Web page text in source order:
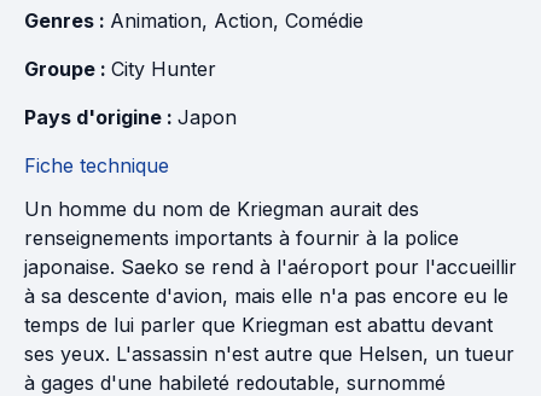
Genres : Animation, Action, Comédie
Groupe : City Hunter
Pays d'origine : Japon
Fiche technique
Un homme du nom de Kriegman aurait des
renseignements importants à fournir à la police
japonaise. Saeko se rend à l'aéroport pour l'accueillir
à sa descente d'avion, mais elle n'a pas encore eu le
temps de lui parler que Kriegman est abattu devant
ses yeux. L'assassin n'est autre que Helsen, un tueur
à gages d'une habileté redoutable, surnommé